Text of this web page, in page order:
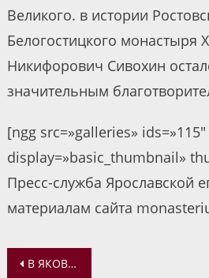
Великого. в истории
Белогостицкого монастыря
Никифорович Сивохин
значительным
[ngg src=»galleries» ids=»115″
display=»basic_thumbnail»
Пресс-служба Ярославской
материалам сайта
Навигация
В ЯКОВЛЕВСКО-БЛАГОВЕЩЕНСКОМ ХРАМЕ ЯРОСЛАВЛЯ ПРОШЛА ЭКСКУРСИЯ «ОТКРЫВАЯ ЦЕРКОВЬ»